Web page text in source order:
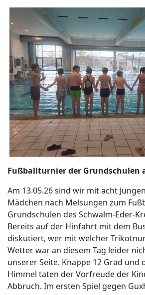
Fußballturnier der Grundschulen
Am 13.05.26 sind wir mit acht
Mädchen nach Melsungen zum
Grundschulen des Schwalm-Eder-
Bereits auf der Hinfahrt mit dem
diskutiert, wer mit welcher
Wetter war an diesem Tag leider
unserer Seite. Knappe 12 Grad und
Himmel taten der Vorfreude der
Abbruch. Im ersten Spiel gegen